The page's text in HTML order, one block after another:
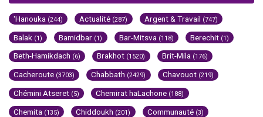
'Hanouka (244) Actualité (287) Argent & Travail (747)
Balak (1) Bamidbar (1) Bar-Mitsva (118) Berechit (1)
Beth-Hamikdach (6) Brakhot (1520) Brit-Mila (176)
Cacheroute (3703) Chabbath (2429) Chavouot (219)
Chémini Atseret (5) Chemirat haLachone (188)
Chemita (135) Chiddoukh (201) Communauté (3)